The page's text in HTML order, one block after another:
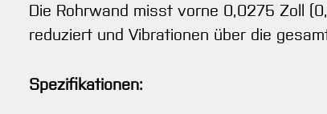
Die Rohrwand misst vorne 0,0275 Zoll
reduziert und Vibrationen über die
Spezifikationen: